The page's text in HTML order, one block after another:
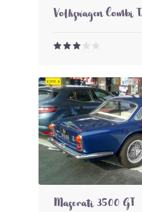
Volkswagen Combi
Maserati 3500 GT